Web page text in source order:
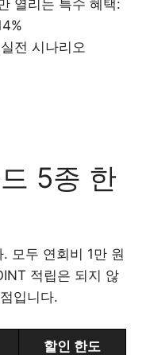
열리는 특수 혜택:
전 시나리오
5종 한
모두 연회비 1만 원
적립은 되지 않
입니다.
할인 한도